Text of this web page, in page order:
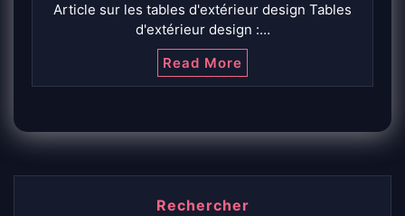
Article sur les tables d'extérieur design Tables
d'extérieur design :…
Read More
Rechercher